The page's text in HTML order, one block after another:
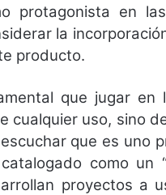
protagonista en
la
producto.
que jugar en
cualquier uso, sino
que es uno
como un
proyectos a